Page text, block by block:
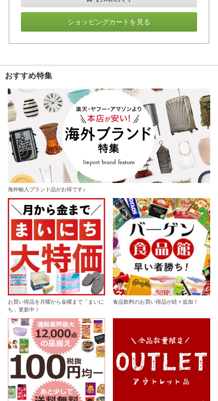
ショッピングカートを見る
おすすめ特集
海外輸入ブランド品がお得です♪
お買い得品を月曜から金曜まで「まいに
ち」更新中！
食品飲料のお買い得品が続々追加！